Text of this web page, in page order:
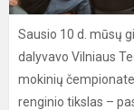
Sausio 10 d. mūsų
dalyvavo Vilniaus
mokinių
renginio tikslas –